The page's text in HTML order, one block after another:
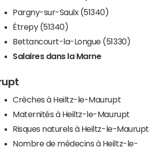
Pargny-sur-Saulx (51340)
Étrepy (51340)
Bettancourt-la-Longue (51330)
Salaires dans la Marne
Crèches à Heiltz-le-Maurupt
Maternités à Heiltz-le-Maurupt
Risques naturels à Heiltz-le-Maurupt
Nombre de médecins à Heiltz-le-